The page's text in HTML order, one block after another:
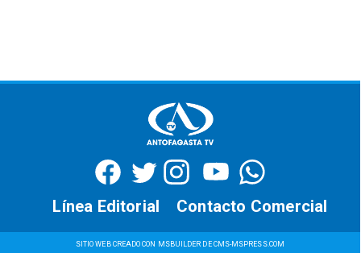
SITIO WEB CREADO CON MSBUILDER DE CMS-MSPRESS.COM
Contacto Comercial
Línea Editorial